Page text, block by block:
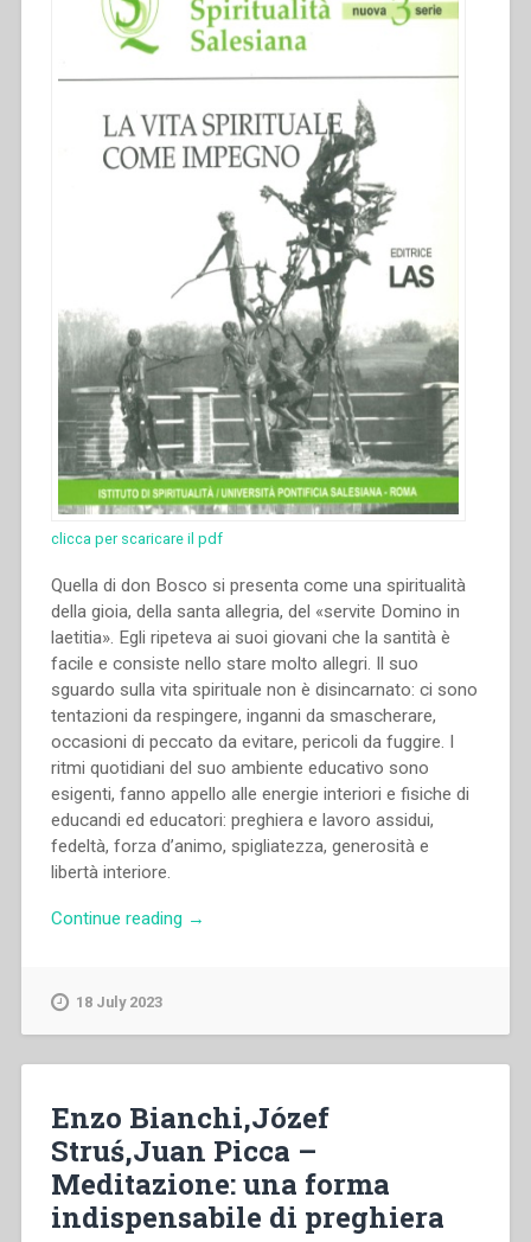
clicca per scaricare il pdf
Quella di don Bosco si presenta come una spiritualità
della gioia, della santa allegria, del «servite Domino in
laetitia». Egli ripeteva ai suoi giovani che la santità è
facile e consiste nello stare molto allegri. Il suo
sguardo sulla vita spirituale non è disincarnato: ci sono
tentazioni da respingere, inganni da smascherare,
occasioni di peccato da evitare, pericoli da fuggire. I
ritmi quotidiani del suo ambiente educativo sono
esigenti, fanno appello alle energie interiori e fisiche di
educandi ed educatori: preghiera e lavoro assidui,
fedeltà, forza d’animo, spigliatezza, generosità e
libertà interiore.
Continue reading “Aldo
–
La
vita
spirituale
come
→
18 July 2023
Enzo Bianchi,Józef
Struś,Juan Picca –
Meditazione: una forma
indispensabile di preghiera